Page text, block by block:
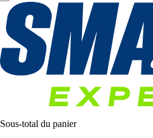
Sous-total du panier